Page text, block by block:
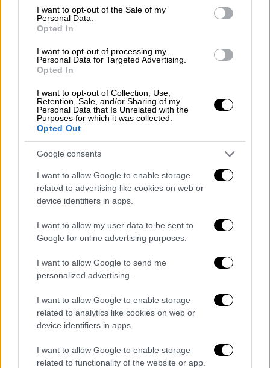
consent section.
I want to opt-out of the Sale of my
Personal Data.
Opted In
I want to opt-out of processing my
Personal Data for Targeted Advertising.
Opted In
I want to opt-out of Collection, Use,
Retention, Sale, and/or Sharing of my
Personal Data that Is Unrelated with the
Purposes for which it was collected.
Opted Out
Google consents
I want to allow Google to enable storage
related to advertising like cookies on web or
device identifiers in apps.
I want to allow my user data to be sent to
Google for online advertising purposes.
I want to allow Google to send me
personalized advertising.
I want to allow Google to enable storage
related to analytics like cookies on web or
device identifiers in apps.
I want to allow Google to enable storage
related to functionality of the website or app.
Οι ακραίες θερμοκρασίες αναμένεται να
διαρκέσουν έως και τις 3 Αυγούστου
Ελλάδα|29.07.2021 22:52
Καύσωνας: Σύσκεψη Χαρδαλιά -
Χρυσοχοΐδη
Αντικείμενο της συνάντησης, ο βέλτιστος
συντονισμός όλων των συναρμόδιων
φορέων και την καλύτερη αντιμετώπιση
των συνεπειών του ισχυρού κύματος
καύσωνα